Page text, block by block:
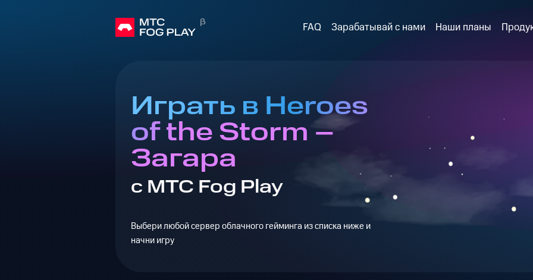
FAQ Зарабатывай с нами Наши планы
Играть в Heroes
of the Storm –
Загара
с МТС Fog Play
Выбери любой сервер облачного гейминга из списка ниже и
начни игру